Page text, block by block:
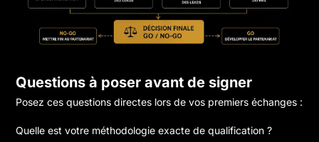
Questions à poser avant de signer
Posez ces questions directes lors de vos premiers échanges :
Quelle est votre méthodologie exacte de qualification ?